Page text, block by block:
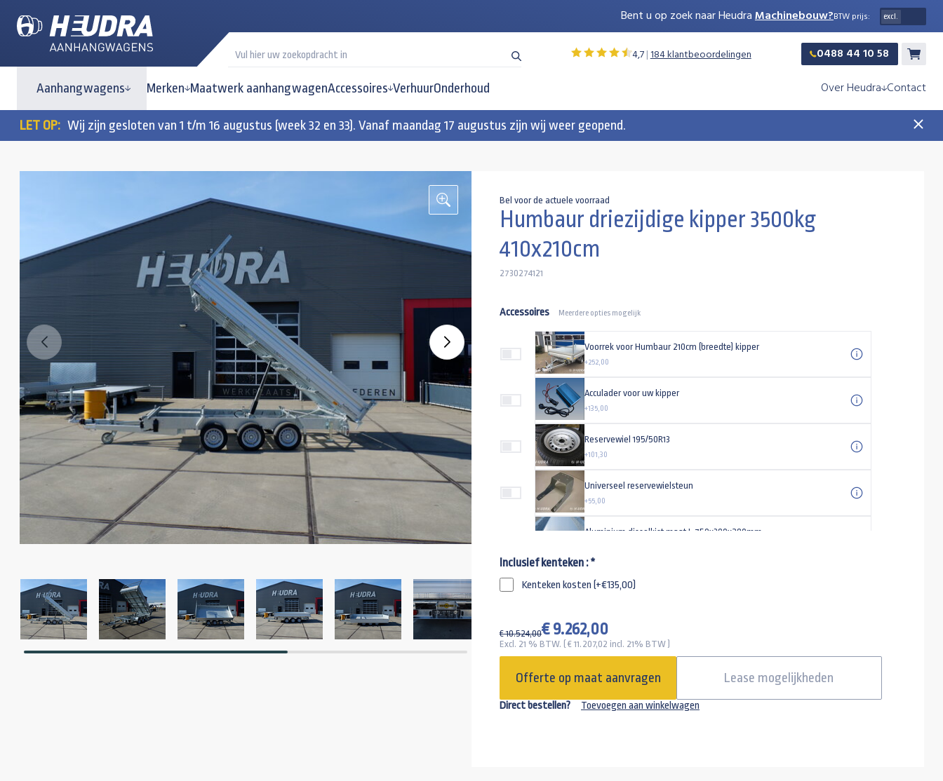
Bent u op zoek naar HeudraMachinebouw?BTW prijs:
4,7|184 klantbeoordelingen 0488 44 10 58
Aanhangwagens Merken Maatwerk aanhangwagenAccessoires VerhuurOnderhoud Over Heudra Contact
LET OP: Wij zijn gesloten van 1 t/m 16 augustus (week 32 en 33). Vanaf maandag 17 augustus zijn wij weer geopend.
Bel voor de actuele voorraad
Humbaur driezijdige kipper 3500kg
410x210cm
2730274121
Accessoires Meerdere opties mogelijk
Voorrek voor Humbaur 210cm (breedte) kipper
+252,00
Acculader voor uw kipper
+135,00
Reservewiel 195/50R13
+101,30
Universeel reservewielsteun
+55,00
Aluminium disselkist maat L 750x380x280mm
Spanband 1000kg met enkele haak
Spiraalkabel 13 polig
+51,90
Werklamp LED met 4 meter kabel - +
Inclusief kenteken :*
Kenteken kosten (+€135,00)
€ 10.524,00€ 9.262,00
Excl. 21 % BTW. ( € 11.207,02 incl. 21% BTW )
Offerte op maat aanvragen Lease mogelijkheden
Direct bestellen? Toevoegen aan winkelwagen